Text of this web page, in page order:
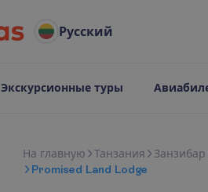
Русский
Экскурсионные туры
На главную Танзания Занзибар
Promised Land Lodge